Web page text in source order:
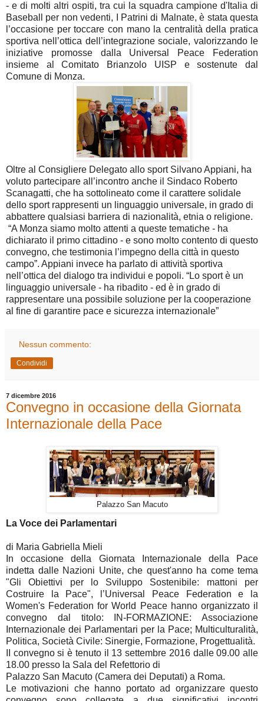
- e di molti altri ospiti, tra cui la squadra campione d'Italia di
Baseball per non vedenti, I Patrini di Malnate, è stata questa
l’occasione per toccare con mano la centralità della pratica
sportiva nell’ottica dell’integrazione sociale, valorizzando le
iniziative promosse dalla Universal Peace Federation
insieme al Comitato Brianzolo UISP e sostenute dal
Comune di Monza.
Oltre al Consigliere Delegato allo sport Silvano Appiani, ha
voluto partecipare all’incontro anche il Sindaco Roberto
Scanagatti, che ha sottolineato come il carattere solidale
dello sport rappresenti un linguaggio universale, in grado di
abbattere qualsiasi barriera di nazionalità, etnia o religione.
“A Monza siamo molto attenti a queste tematiche - ha
dichiarato il primo cittadino - e sono molto contento di questo
convegno, che testimonia l’impegno della città in questo
campo”. Appiani invece ha parlato di attività sportiva
nell’ottica del dialogo tra individui e popoli. “Lo sport è un
linguaggio universale - ha ribadito - ed è in grado di
rappresentare una possibile soluzione per la cooperazione
al fine di garantire pace e sicurezza internazionale”
Nessun commento:
Condividi
7 dicembre 2016
Convegno in occasione della Giornata
Internazionale della Pace
Palazzo San Macuto
La Voce dei Parlamentari
di Maria Gabriella Mieli
In occasione della Giornata Internazionale della Pace
indetta dalle Nazioni Unite, che quest'anno ha come tema
"Gli Obiettivi per lo Sviluppo Sostenibile: mattoni per
Costruire la Pace", l’Universal Peace Federation e la
Women's Federation for World Peace hanno organizzato il
convegno dal titolo: IN-FORMAZIONE: Associazione
Internazionale dei Parlamentari per la Pace; Multiculturalità,
Politica, Società Civile: Sinergie, Formazione, Progettualità.
II convegno si è tenuto il 13 settembre 2016 dalle 09.00 alle
18.00 presso la Sala del Refettorio di
Palazzo San Macuto (Camera dei Deputati) a Roma.
Le motivazioni che hanno portato ad organizzare questo